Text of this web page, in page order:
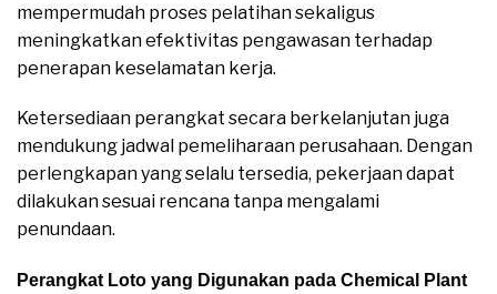
mempermudah proses pelatihan sekaligus
meningkatkan efektivitas pengawasan terhadap
penerapan keselamatan kerja.
Ketersediaan perangkat secara berkelanjutan juga
mendukung jadwal pemeliharaan perusahaan. Dengan
perlengkapan yang selalu tersedia, pekerjaan dapat
dilakukan sesuai rencana tanpa mengalami
penundaan.
Perangkat Loto yang Digunakan pada Chemical Plant